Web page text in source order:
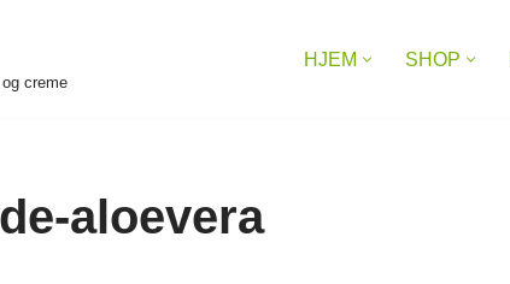
creme
HJEM SHOP
aloevera